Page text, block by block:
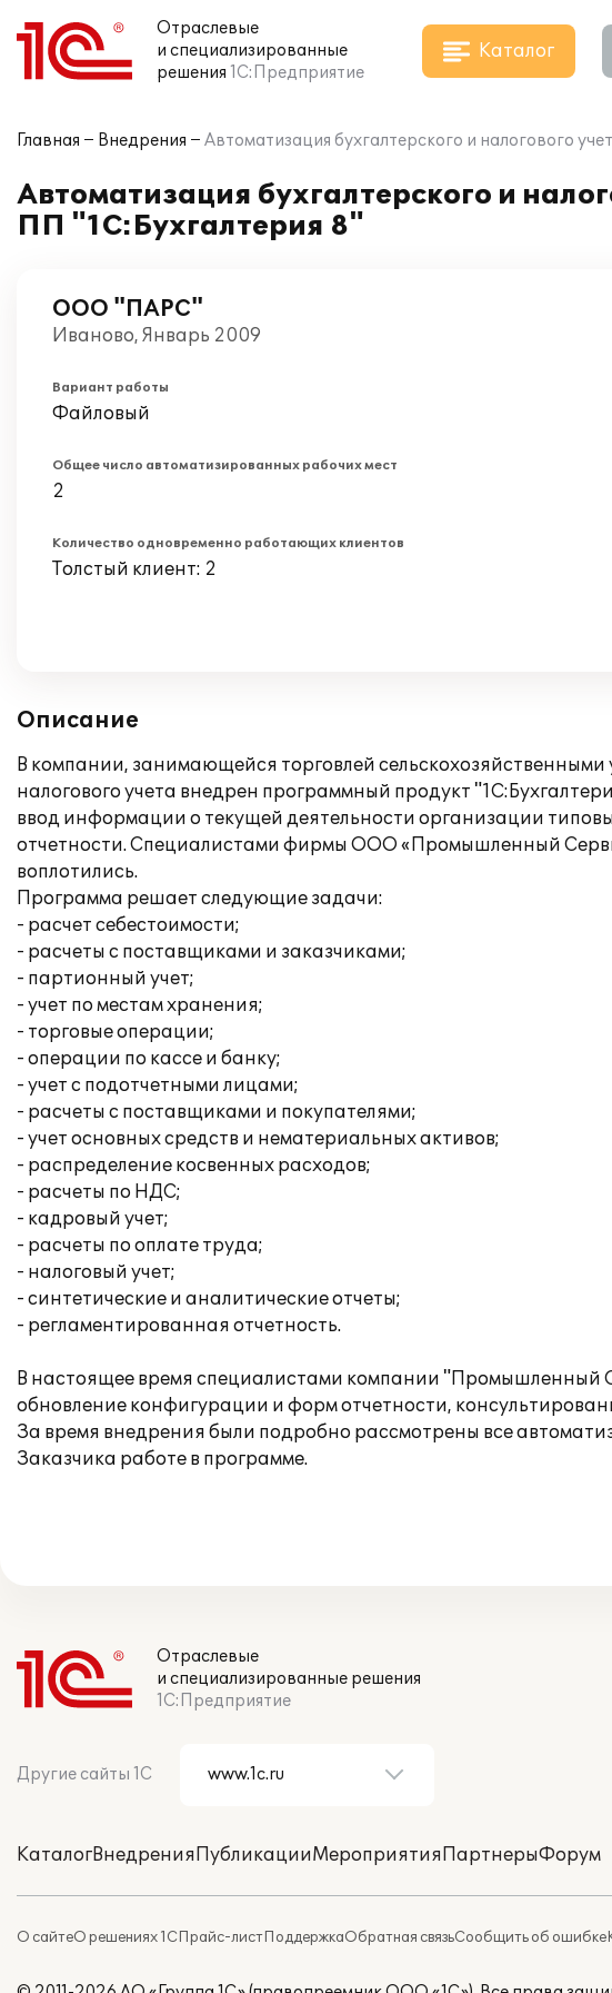
Отраслевые
и специализированные
решения 1С:Предприятие
Каталог
Главная Внедрения Автоматизация бухгалтерского и налогового
Автоматизация бухгалтерского и
ПП "1C:Бухгалтерия 8"
ООО "ПАРС"
Иваново, Январь 2009
Вариант работы
Файловый
Общее число автоматизированных рабочих мест
2
Количество одновременно работающих клиентов
Толстый клиент: 2
Описание
В компании, занимающейся торговлей
налогового учета внедрен программный продукт
ввод информации о текущей деятельности организации
отчетности. Специалистами фирмы ООО «Промышленный
воплотились.
Программа решает следующие задачи:
- расчет себестоимости;
- расчеты с поставщиками и заказчиками;
- партионный учет;
- учет по местам хранения;
- торговые операции;
- операции по кассе и банку;
- учет с подотчетными лицами;
- расчеты с поставщиками и покупателями;
- учет основных средств и нематериальных активов;
- распределение косвенных расходов;
- расчеты по НДС;
- кадровый учет;
- расчеты по оплате труда;
- налоговый учет;
- синтетические и аналитические отчеты;
- регламентированная отчетность.
В настоящее время специалистами компании "Промышленный
обновление конфигурации и форм отчетности,
За время внедрения были подробно рассмотрены все
Заказчика работе в программе.
Отраслевые
и специализированные решения
1С:Предприятие
Другие сайты 1С
КаталогВнедренияПубликацииМероприятияПартнерыФорум
О сайтеО решениях 1СПрайс-листПоддержкаОбратная связьСообщить об ошибке